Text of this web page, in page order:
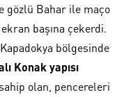
gözlü Bahar ile maço
başına çekerdi.
bölgesinde
Konak yapısı
olan, pencereleri